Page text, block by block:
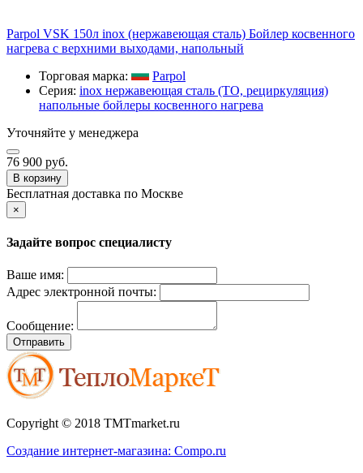
Parpol VSK 150л inox (нержавеющая сталь) Бойлер косвенного
нагрева с верхними выходами, напольный
Торговая марка:
Parpol
Серия: inox нержавеющая сталь (ТО, рециркуляция)
напольные бойлеры косвенного нагрева
Уточняйте у менеджера
76 900 руб.
В корзину
Бесплатная доставка по Москве
×
Задайте вопрос специалисту
Ваше имя:
Адрес электронной почты:
Сообщение:
Отправить
Copyright © 2018 TMTmarket.ru
Создание интернет-магазина: Compo.ru